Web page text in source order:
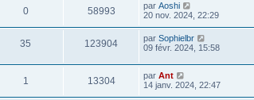
0 58993 par Aoshi
20 nov. 2024, 22:29
35 123904 par Sophielbr
09 févr. 2024, 15:58
1 13304 par Ant
14 janv. 2024, 22:47